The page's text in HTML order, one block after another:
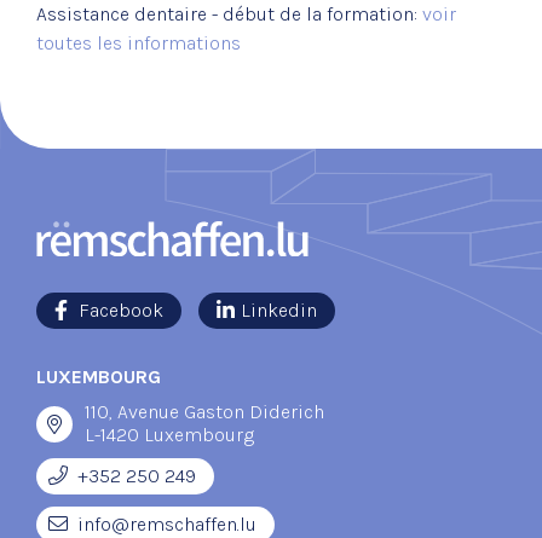
Assistance dentaire - début de la formation: voir
toutes les informations
Facebook Linkedin
LUXEMBOURG
110, Avenue Gaston Diderich
L-1420 Luxembourg
+352 250 249
info@remschaffen.lu